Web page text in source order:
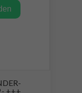
+++